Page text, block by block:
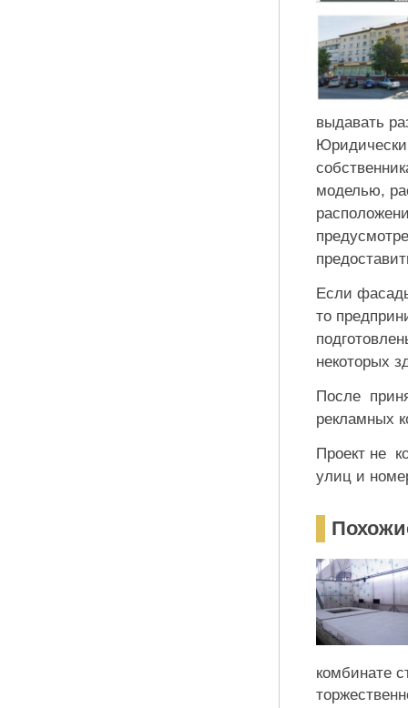
выдавать
моделью,
Если
то
некоторых
После
рекламных
Проект не
улиц и
комбинате